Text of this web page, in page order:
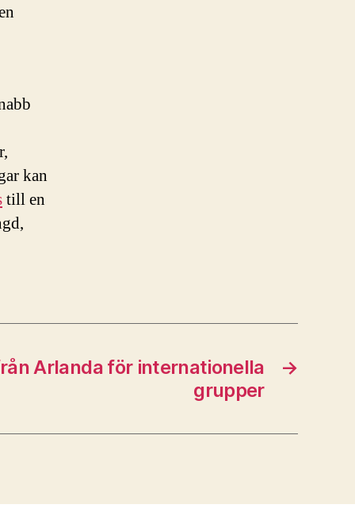
kan
till en
→
Arlanda för internationella
grupper